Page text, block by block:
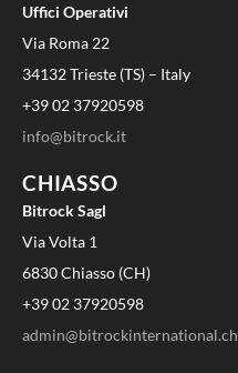
Uffici Operativi
Via Roma 22
34132 Trieste (TS) – Italy
+39 02 37920598
info@bitrock.it
CHIASSO
Bitrock Sagl
Via Volta 1
6830 Chiasso (CH)
+39 02 37920598
admin@bitrockinternational.ch